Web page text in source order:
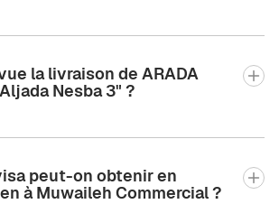
la livraison de ARADA
Nesba 3" ?
peut-on obtenir en
à Muwaileh Commercial ?